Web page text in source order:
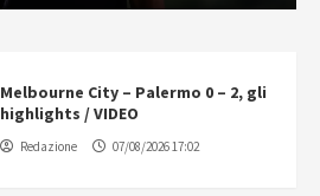
Melbourne City – Palermo 0 – 2, gli
highlights / VIDEO
Redazione 07/08/2026 17:02